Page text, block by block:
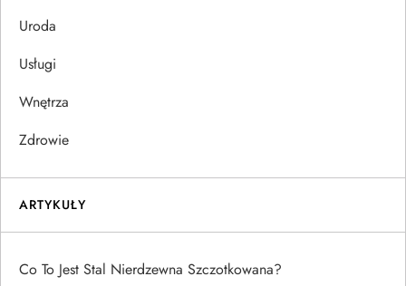
Uroda
Usługi
Wnętrza
Zdrowie
ARTYKUŁY
Co To Jest Stal Nierdzewna Szczotkowana?